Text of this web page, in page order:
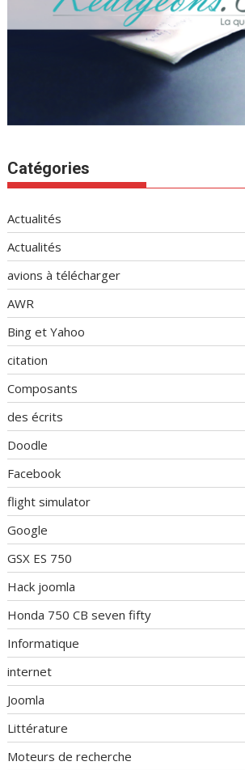
Catégories
Actualités
Actualités
avions à télécharger
AWR
Bing et Yahoo
citation
Composants
des écrits
Doodle
Facebook
flight simulator
Google
GSX ES 750
Hack joomla
Honda 750 CB seven fifty
Informatique
internet
Joomla
Littérature
Moteurs de recherche